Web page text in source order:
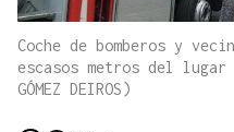
Coche de bomberos y
escasos metros del lugar
GÓMEZ DEIROS)